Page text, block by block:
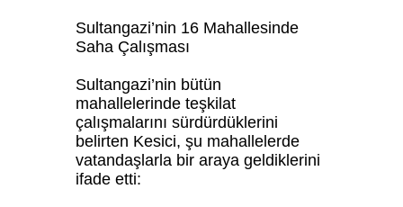
Sultangazi’nin 16 Mahallesinde
Saha Çalışması
Sultangazi’nin bütün
mahallelerinde teşkilat
çalışmalarını sürdürdüklerini
belirten Kesici, şu mahallelerde
vatandaşlarla bir araya geldiklerini
ifade etti: